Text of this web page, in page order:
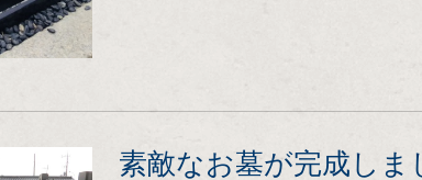
素敵なお墓が完成しま